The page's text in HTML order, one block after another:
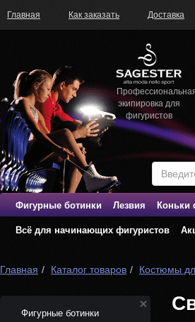
Главная Как заказать Доставка
экипировка для
фигуристов
Фигурные ботинки Лезвия Коньки
Всё для начинающих фигуристов
Главная Каталог товаров Костюмы
Фигурные ботинки